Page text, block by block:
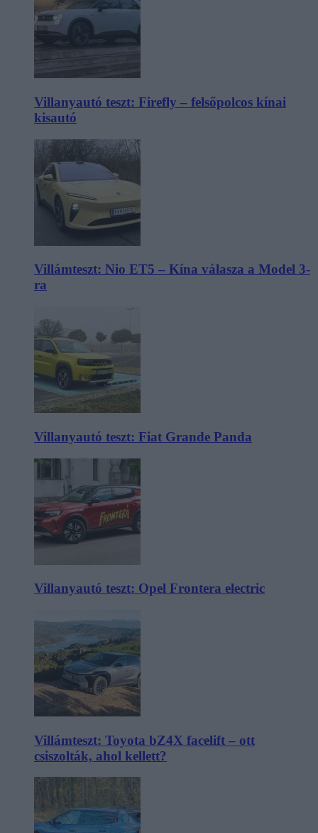
Villanyautó teszt: Firefly – felsőpolcos kínai
kisautó
Villámteszt: Nio ET5 – Kína válasza a Model 3-
ra
Villanyautó teszt: Fiat Grande Panda
Villanyautó teszt: Opel Frontera electric
Villámteszt: Toyota bZ4X facelift – ott
csiszolták, ahol kellett?